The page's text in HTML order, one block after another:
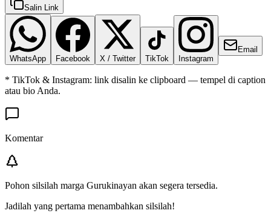
Salin Link
WhatsApp Facebook X / Twitter TikTok Instagram
Email
* TikTok & Instagram: link disalin ke clipboard — tempel di caption
atau bio Anda.
Komentar
Pohon silsilah marga Gurukinayan akan segera tersedia.
Jadilah yang pertama menambahkan silsilah!